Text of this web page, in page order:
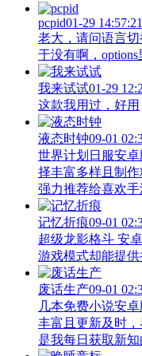
pcpid01-29 14:57:21
老大，请问语言
于没有啊，
我来试试01-29
这款我用过，好用
液态时钟09-01
世界计划日服安
择丰富多样且制
强力推荐给喜欢
记忆折痕09-01
超级龙影格斗 安
游戏模式却能提
废话生产09-01
几本免费小说安
丰富且更新及时
是我每日获取新知